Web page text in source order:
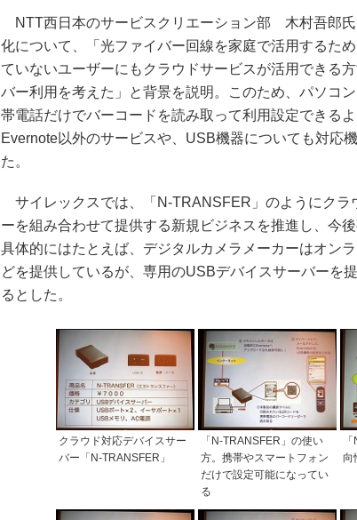
NTT西日本のサービスクリエーション部 木村吾郎
化について、「光ファイバー回線を家庭で活用するた
ていないユーザーにもクラウドサービスが活用できる
バー利用を考えた」と背景を説明。このため、パソコ
帯電話だけでバーコードを読み取って利用設定できる
Evernote以外のサービスや、USB機器についても対応
た。
サイレックスでは、「N-TRANSFER」のようにクラ
ーを組み合わせて提供する新規ビジネスを推進し、今
具体的にはたとえば、デジタルカメラメーカーはオン
どを提供しているが、専用のUSBデバイスサーバーを
るとした。
クラウド対応デバイスサー
バー「N-TRANSFER」
「N-TRANSFER」の使い
方。携帯やスマートフォン
だけで設定可能になってい
る
向